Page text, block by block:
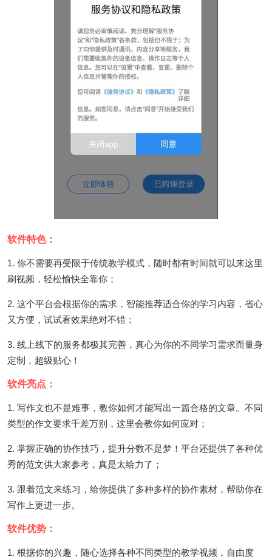
软件特色：
1. 你不需要再受限于传统教学模式，随时都有时间就可以来这里
刷视频，轻松愉快全靠你；
2. 这个平台会根据你的需求，智能推荐适合你的学习内容，省心
又方便，试试看效果绝对不错；
3. 线上线下的服务都极其完善，真心为你的不同学习需求而量身
定制，超级贴心！
软件亮点：
1. 写作文也不是难事，教你如何才能写出一篇合格的文章。不同
类型的作文要求千差万别，这里会教你如何应对；
2. 掌握正确的协作技巧，提升分数不是梦！平台还提供了各种优
秀的范文供大家参考，真是太给力了；
3. 跟着范文来练习，给你提供了多种多样的协作素材，帮助你在
写作上更进一步。
软件优势：
1. 根据你的兴趣，随心选择各种不同类型的教学视频，自由度